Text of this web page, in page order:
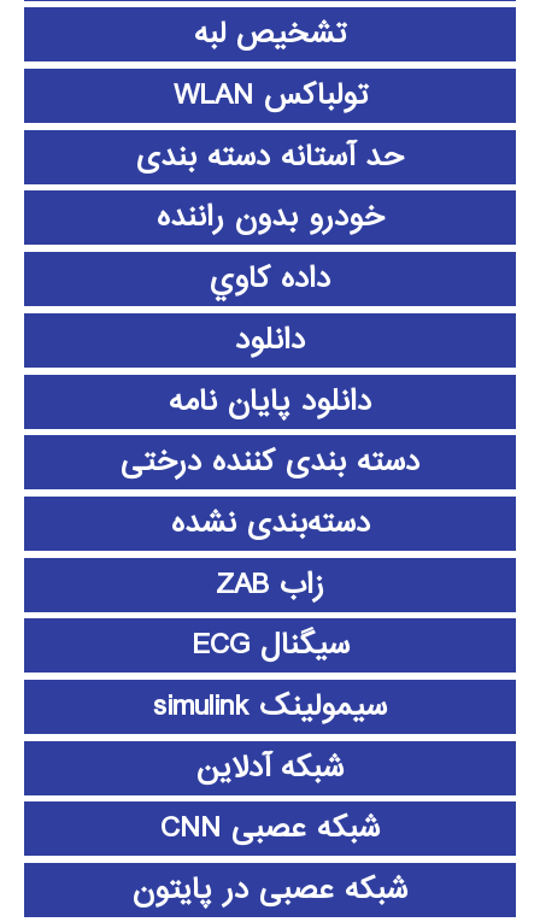
تشخیص لبه
تولباکس WLAN
حد آستانه دسته بندی
خودرو بدون راننده
داده كاوي
دانلود
دانلود پايان نامه
دسته بندی کننده درختی
دسته‌بندی نشده
زاب ZAB
سیگنال ECG
سیمولینک simulink
شبکه آدلاین
شبکه عصبی CNN
شبکه عصبی در پایتون